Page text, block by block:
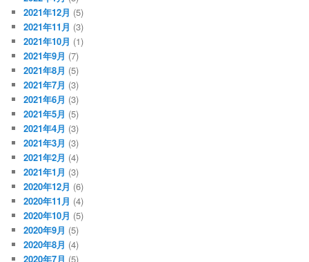
2021年12月 (5)
2021年11月 (3)
2021年10月 (1)
2021年9月 (7)
2021年8月 (5)
2021年7月 (3)
2021年6月 (3)
2021年5月 (5)
2021年4月 (3)
2021年3月 (3)
2021年2月 (4)
2021年1月 (3)
2020年12月 (6)
2020年11月 (4)
2020年10月 (5)
2020年9月 (5)
2020年8月 (4)
2020年7月 (5)